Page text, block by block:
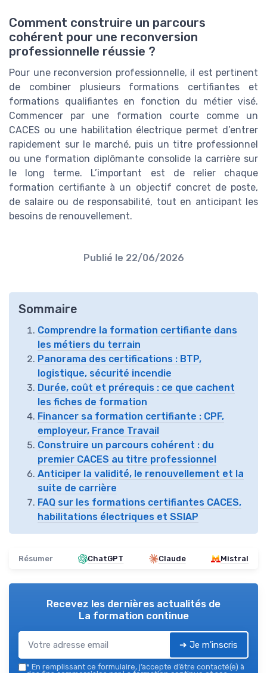
Comment construire un parcours
cohérent pour une reconversion
professionnelle réussie ?
Pour une reconversion professionnelle, il est pertinent
de combiner plusieurs formations certifiantes et
formations qualifiantes en fonction du métier visé.
Commencer par une formation courte comme un
CACES ou une habilitation électrique permet d’entrer
rapidement sur le marché, puis un titre professionnel
ou une formation diplômante consolide la carrière sur
le long terme. L’important est de relier chaque
formation certifiante à un objectif concret de poste,
de salaire ou de responsabilité, tout en anticipant les
besoins de renouvellement.
Publié le 22/06/2026
Sommaire
Comprendre la formation certifiante dans
les métiers du terrain
Panorama des certifications : BTP,
logistique, sécurité incendie
Durée, coût et prérequis : ce que cachent
les fiches de formation
Financer sa formation certifiante : CPF,
employeur, France Travail
Construire un parcours cohérent : du
premier CACES au titre professionnel
Anticiper la validité, le renouvellement et la
suite de carrière
FAQ sur les formations certifiantes CACES,
habilitations électriques et SSIAP
Résumer ChatGPT Claude Mistral
Recevez les dernières actualités de
La formation continue
➔ Je m'inscris
* En remplissant ce formulaire, j’accepte d’être contacté(e) à